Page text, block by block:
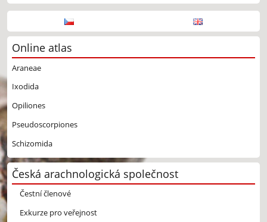
Online atlas
Araneae
Ixodida
Opiliones
Pseudoscorpiones
Schizomida
Česká arachnologická společnost
Čestní členové
Exkurze pro veřejnost